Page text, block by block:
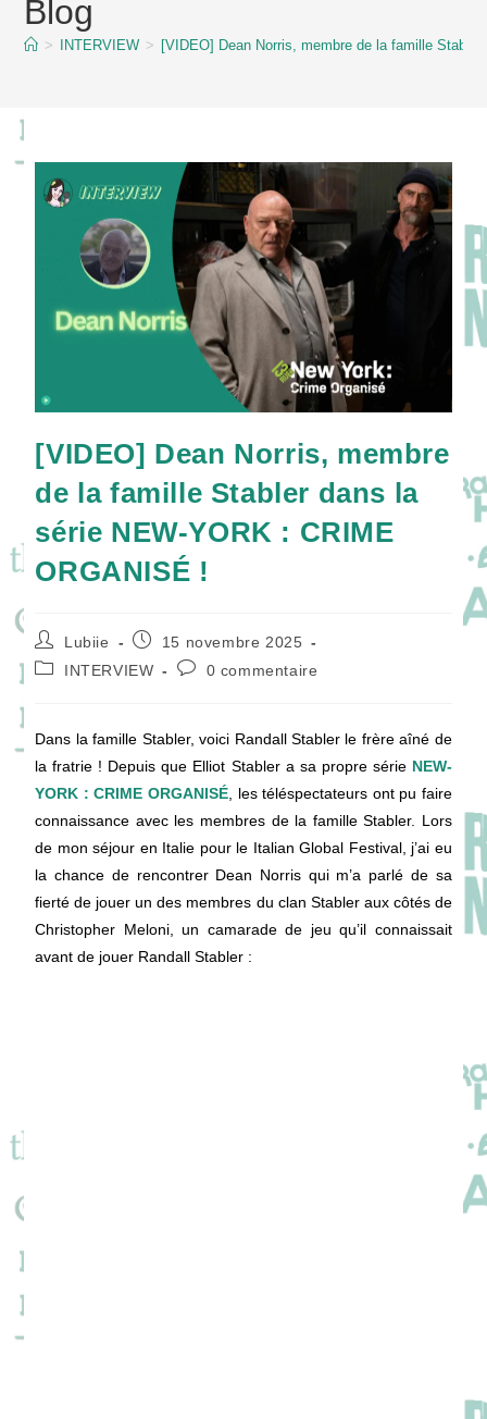
contentBlog
> INTERVIEW > [VIDEO] Dean Norris, membre de la famille
[VIDEO] Dean Norris, membre
de la famille Stabler dans la
série NEW-YORK : CRIME
ORGANISÉ !
Auteur/autrice
de
la
Lubiie
Publication
publiée :
15 novembre 2025
PostINTERVIEW
Commentaires
0 commentaire
Dans la famille Stabler, voici Randall Stabler le frère aîné de
la fratrie ! Depuis que Elliot Stabler a sa propre série NEW-
YORK : CRIME ORGANISÉ, les téléspectateurs ont pu faire
connaissance avec les membres de la famille Stabler. Lors
de mon séjour en Italie pour le Italian Global Festival, j’ai eu
la chance de rencontrer Dean Norris qui m’a parlé de sa
fierté de jouer un des membres du clan Stabler aux côtés de
Christopher Meloni, un camarade de jeu qu’il connaissait
avant de jouer Randall Stabler :